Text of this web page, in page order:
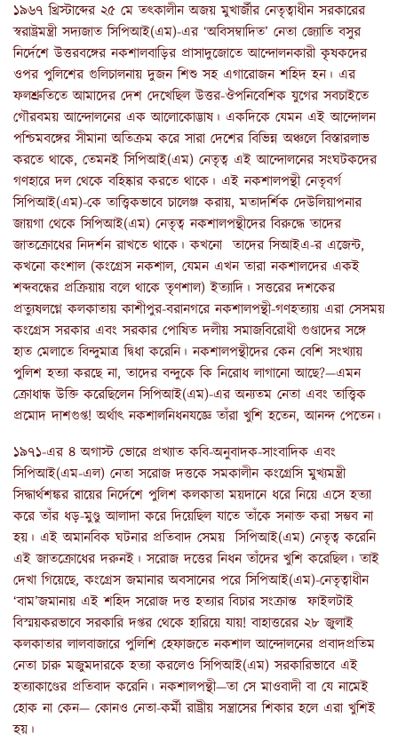
১৯৬৭ খ্রিস্টাব্দের ২৫ মে তৎকালীন অজয় মুখার্জীর নেতৃত্বাধীন সরকারের
স্বরাষ্ট্রমন্ত্রী সদ্যজাত সিপিআই(এম)-এর ‘অবিসম্বাদিত’ নেতা জ্যোতি বসুর
নির্দেশে উত্তরবঙ্গের নকশালবাড়ির প্রাসাদুজোতে আন্দোলনকারী কৃষকদের
ওপর পুলিশের গুলিচালনায় দুজন শিশু সহ এগারোজন শহিদ হন। এর
ফলশ্রুতিতে আমাদের দেশ দেখেছিল উত্তর-ঔপনিবেশিক যুগের সবচাইতে
গৌরবময় আন্দোলনের এক আলোকোদ্ভাষ। একদিকে যেমন এই আন্দোলন
পশ্চিমবঙ্গের সীমানা অতিক্রম করে সারা দেশের বিভিন্ন অঞ্চলে বিস্তারলাভ
করতে থাকে, তেমনই সিপিআই(এম) নেতৃত্ব এই আন্দোলনের সংঘটকদের
গণহারে দল থেকে বহিষ্কার করতে থাকে। এই নকশালপন্থী নেতৃবর্গ
সিপিআই(এম)-কে তাত্ত্বিকভাবে চালেঞ্জ করায়, মতাদর্শিক দেউলিয়াপনার
জায়গা থেকে সিপিআই(এম) নেতৃত্ব নকশালপন্থীদের বিরুদ্ধে তাদের
জাতক্রোধের নিদর্শন রাখতে থাকে। কখনো তাদের সিআইএ-র এজেন্ট,
কখনো কংশাল (কংগ্রেস নকশাল, যেমন এখন তারা নকশালদের একই
শব্দবন্ধের প্রক্রিয়ায় বলে থাকে তৃণশাল) ইত্যাদি। সত্তরের দশকের
প্রত্যুষলগ্নে কলকাতায় কাশীপুর-বরানগরে নকশালপন্থী-গণহত্যায় এরা সেসময়
কংগ্রেস সরকার এবং সরকার পোষিত দলীয় সমাজবিরোধী গুণ্ডাদের সঙ্গে
হাত মেলাতে বিন্দুমাত্র দ্বিধা করেনি। নকশালপন্থীদের কেন বেশি সংখ্যায়
পুলিশ হত্যা করছে না, তাদের বন্দুকে কি নিরোধ লাগানো আছে?—এমন
ক্রোধান্ধ উক্তি করেছিলেন সিপিআই(এম)-এর অন্যতম নেতা এবং তাত্ত্বিক
প্রমোদ দাশগুপ্ত! অর্থাৎ নকশালনিধনযজ্ঞে তাঁরা খুশি হতেন, আনন্দ পেতেন।
১৯৭১-এর ৪ অগাস্ট ভোরে প্রখ্যাত কবি-অনুবাদক-সাংবাদিক এবং
সিপিআই(এম-এল) নেতা সরোজ দত্তকে সমকালীন কংগ্রেসি মুখ্যমন্ত্রী
সিদ্ধার্থশঙ্কর রায়ের নির্দেশে পুলিশ কলকাতা ময়দানে ধরে নিয়ে এসে হত্যা
করে তাঁর ধড়-মুণ্ডু আলাদা করে দিয়েছিল যাতে তাঁকে সনাক্ত করা সম্ভব না
হয়। এই অমানবিক ঘটনার প্রতিবাদ সেময় সিপিআই(এম) নেতৃত্ব করেনি
এই জাতক্রোধের দরুনই। সরোজ দত্তের নিধন তাঁদের খুশি করেছিল। তাই
দেখা গিয়েছে, কংগ্রেস জমানার অবসানের পরে সিপিআই(এম)-নেতৃত্বাধীন
‘বাম’জমানায় এই শহিদ সরোজ দত্ত হত্যার বিচার সংক্রান্ত ফাইলটাই
বিস্ময়করভাবে সরকারি দপ্তর থেকে হারিয়ে যায়! বাহাত্তরের ২৮ জুলাই
কলকাতার লালবাজারে পুলিশি হেফাজতে নকশাল আন্দোলনের প্রবাদপ্রতিম
নেতা চারু মজুমদারকে হত্যা করলেও সিপিআই(এম) সরকারিভাবে এই
হত্যাকাণ্ডের প্রতিবাদ করেনি। নকশালপন্থী—তা সে মাওবাদী বা যে নামেই
হোক না কেন— কোনও নেতা-কর্মী রাষ্ট্রীয় সন্ত্রাসের শিকার হলে এরা খুশিই
হয়।